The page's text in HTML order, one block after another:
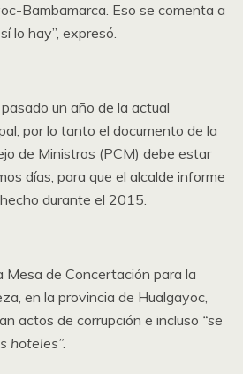
Bambamarca. Eso se comenta a
lo hay”, expresó.
un año de la actual
por lo tanto el documento de la
de Ministros (PCM) debe estar
días, para que el alcalde informe
durante el 2015.
Mesa de Concertación para la
en la provincia de Hualgayoc,
actos de corrupción e incluso “se
hoteles”.